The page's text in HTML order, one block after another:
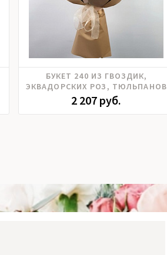
Гвоздика, Розы российские,
Тюльпаны
БУКЕТ 240 ИЗ ГВОЗДИК,
ЭКВАДОРСКИХ РОЗ, ТЮЛЬПАНОВ
2 207 руб.